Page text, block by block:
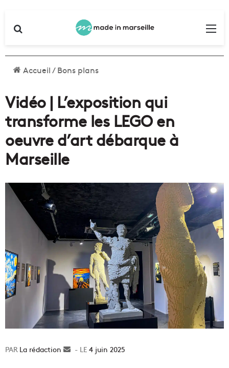
Accueil/Bons plans
Vidéo | L’exposition qui
transforme les LEGO en
oeuvre d’art débarque à
Marseille
La rédaction
Envoyer4 juin 2025